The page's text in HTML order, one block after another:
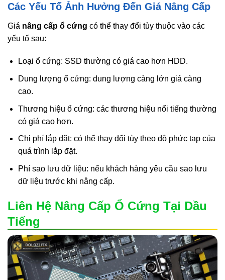
Các Yếu Tố Ảnh Hưởng Đến Giá Nâng Cấp
Giá nâng cấp ổ cứng có thể thay đổi tùy thuộc vào các
yếu tố sau:
Loại ổ cứng: SSD thường có giá cao hơn HDD.
Dung lượng ổ cứng: dung lượng càng lớn giá càng
cao.
Thương hiệu ổ cứng: các thương hiệu nổi tiếng thường
có giá cao hơn.
Chi phí lắp đặt: có thể thay đổi tùy theo độ phức tạp của
quá trình lắp đặt.
Phí sao lưu dữ liệu: nếu khách hàng yêu cầu sao lưu
dữ liệu trước khi nâng cấp.
Liên Hệ Nâng Cấp Ổ Cứng Tại Dầu
Tiếng